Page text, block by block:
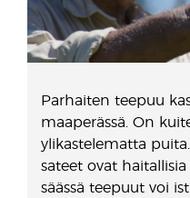
Parhaiten teepuu
maaperässä. On
ylikastelematta
sateet ovat
säässä teepuut voi